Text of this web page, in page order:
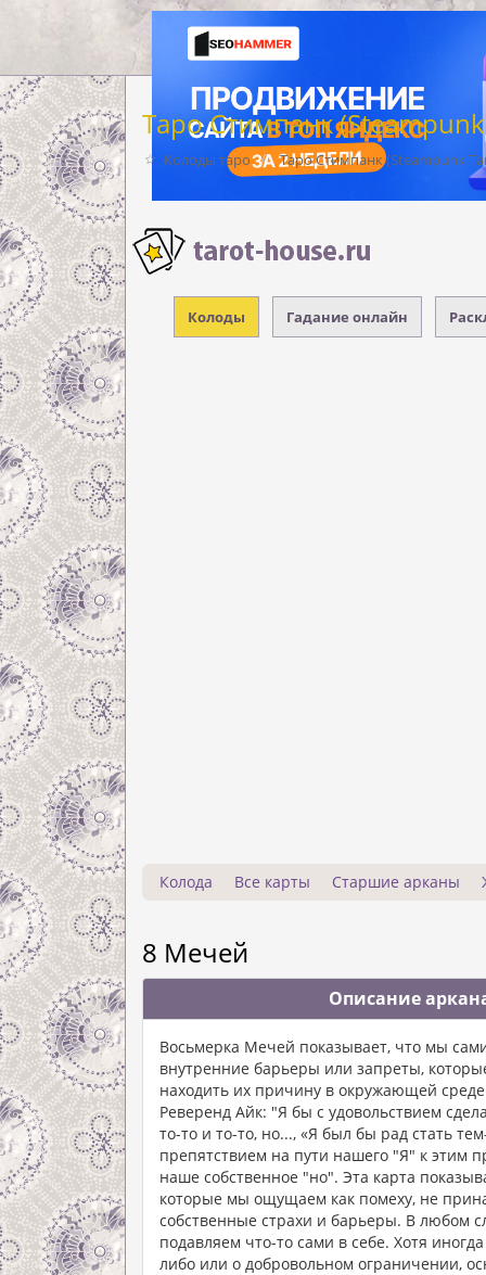
Колоды Гадание онлайн
Таро Стимпанк
Колоды таро Таро Стимпанк (Steampunk
Колода Все карты Старшие арканы
8 Мечей
Описание
Восьмерка Мечей показывает, что мы
внутренние барьеры или запреты,
находить их причину в окружающей
Реверенд Айк: "Я бы с удовольствием
то-то и то-то, но..., «Я был бы рад стать
препятствием на пути нашего "Я" к этим
наше собственное "но". Эта карта
которые мы ощущаем как помеху, не
собственные страхи и барьеры. В любом
подавляем что-то сами в себе. Хотя
либо или о добровольном ограничении,